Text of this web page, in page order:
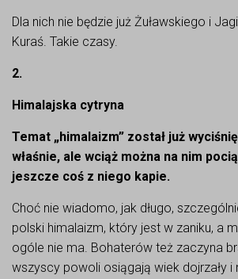
Dla nich nie będzie już Żuławskiego i
Kuraś. Takie czasy.
2.
Himalajska cytryna
Temat „himalaizm” został już
właśnie, ale wciąż można na nim
jeszcze coś z niego kapie.
Choć nie wiadomo, jak długo,
polski himalaizm, który jest w zaniku, a
ogóle nie ma. Bohaterów też zaczyna
wszyscy powoli osiągają wiek dojrzały i